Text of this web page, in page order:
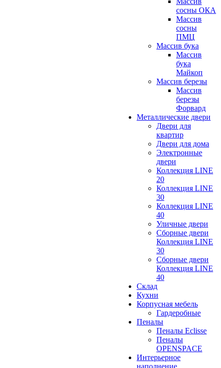
сосны ОКА
Массив
сосны
ПМЦ
Массив бука
Массив
бука
Майкоп
Массив березы
Массив
березы
Форвард
Металлические двери
Двери для
квартир
Двери для дома
Электронные
двери
Коллекция LINE
20
Коллекция LINE
30
Коллекция LINE
40
Уличные двери
Сборные двери
Коллекция LINE
30
Сборные двери
Коллекция LINE
40
Склад
Кухни
Корпусная мебель
Гардеробные
Пеналы
Пеналы Eclisse
Пеналы
OPENSPACE
Интерьерное
наполнение